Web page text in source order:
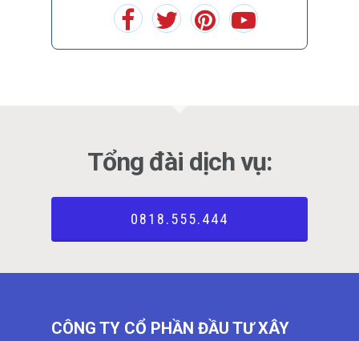
Tổng đài dịch vụ:
0818.555.444
CÔNG TY CỔ PHẦN ĐẦU TƯ XÂY